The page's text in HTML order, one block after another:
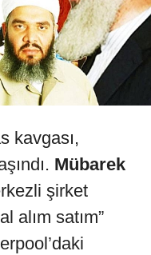
kavgası,
Mübarek
şirket
alım satım”